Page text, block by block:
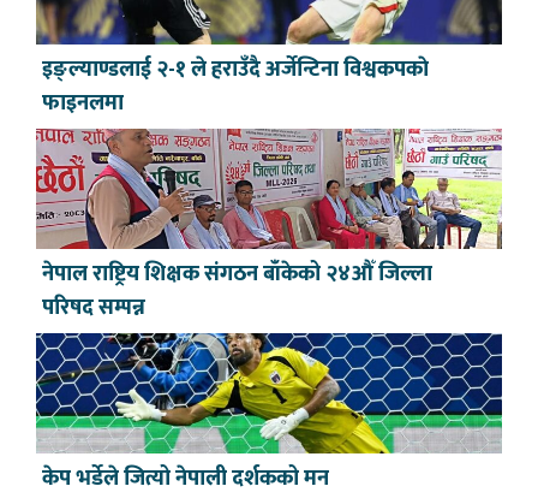
इङ्ल्याण्डलाई २-१ ले हराउँदै अर्जेन्टिना विश्वकपकाे
फाइनलमा
नेपाल राष्ट्रिय शिक्षक संगठन बाँकेको २४औँ जिल्ला
परिषद सम्पन्न
केप भर्डेले जित्यो नेपाली दर्शकको मन